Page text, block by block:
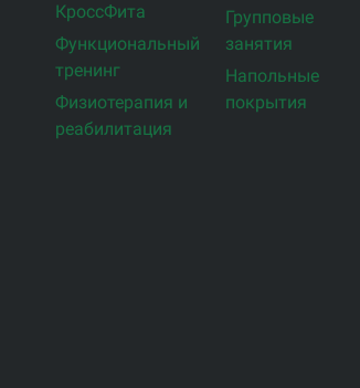
КроссФита
Функциональный
тренинг
Физиотерапия и
реабилитация
Групповые
занятия
Напольные
покрытия